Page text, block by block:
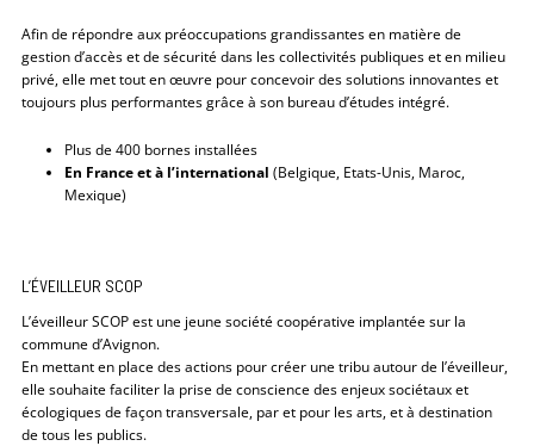
Afin de répondre aux préoccupations grandissantes en matière de
gestion d’accès et de sécurité dans les collectivités publiques et en milieu
privé, elle met tout en œuvre pour concevoir des solutions innovantes et
toujours plus performantes grâce à son bureau d’études intégré.
Plus de 400 bornes installées
En France et à l’international (Belgique, Etats-Unis, Maroc,
Mexique)
L’ÉVEILLEUR SCOP
L’éveilleur SCOP est une jeune société coopérative implantée sur la
commune d’Avignon.
En mettant en place des actions pour créer une tribu autour de l’éveilleur,
elle souhaite faciliter la prise de conscience des enjeux sociétaux et
écologiques de façon transversale, par et pour les arts, et à destination
de tous les publics.